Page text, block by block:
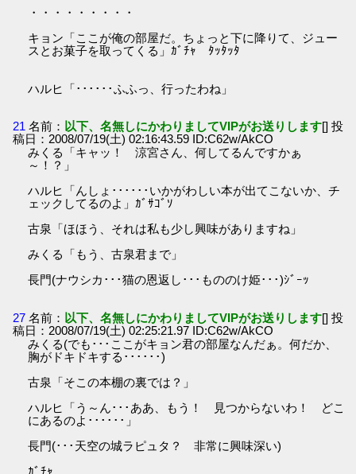
・・・・・・・・・
キョン「ここが俺の部屋だ。ちょっと下に降りて、ジュー
スとお菓子を取ってくる」ｶﾞﾁｬ ﾀｯﾀｯﾀ
ハルヒ「･･････ふふっ、行ったわね」
21 名前： 以下、名無しにかわりましてVIPがお送りします[] 投
稿日：2008/07/19(土) 02:16:43.59 ID:C62w/AkCO
みくる「キャッ！ 涼宮さん、何してるんですかぁ
～！？」
ハルヒ「んしょ･･････いかがわしい本が出てこないか、チ
ェックしてるのよ」ｶﾞｻｺﾞｿ
古泉「ほほう、それは私も少し興味がありますね」
みくる「もう、古泉君まで」
長門(ナウシカ･･･猫の恩返し･･･もののけ姫･･･)ｼﾞｰｯ
27 名前： 以下、名無しにかわりましてVIPがお送りします[] 投
稿日：2008/07/19(土) 02:25:21.97 ID:C62w/AkCO
みくる(でも･･･ここがキョン君の部屋なんだぁ。何だか、
胸がドキドキする･･････)
古泉「そこの本棚の裏では？」
ハルヒ「う～ん･･･ああ、もう！ 見つからないわ！ どこ
にあるのよ･･････」
長門(･･･天空の城ラピュタ？ 非常に興味深い)
ｶﾞﾁｬ